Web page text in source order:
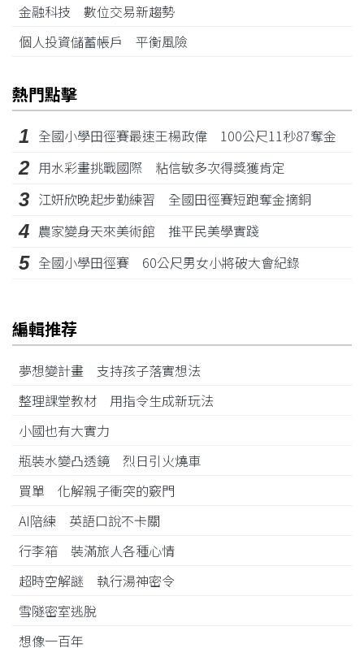
金融科技 數位交易新趨勢
個人投資儲蓄帳戶 平衡風險
熱門點擊
1 全國小學田徑賽最速王楊政偉 100公尺11秒87奪金
2 用水彩畫挑戰國際 粘信敏多次得獎獲肯定
3 江姸欣晚起步勤練習 全國田徑賽短跑奪金摘銅
4 農家變身天來美術館 推平民美學實踐
5 全國小學田徑賽 60公尺男女小將破大會紀錄
編輯推荐
夢想變計畫 支持孩子落實想法
整理課堂教材 用指令生成新玩法
小國也有大實力
瓶裝水變凸透鏡 烈日引火燒車
買單 化解親子衝突的竅門
AI陪練 英語口說不卡關
行李箱 裝滿旅人各種心情
超時空解謎 執行湯神密令
雪隧密室逃脫
想像一百年